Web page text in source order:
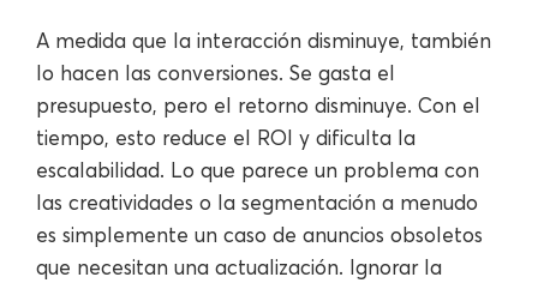
A medida que la interacción disminuye, también
lo hacen las conversiones. Se gasta el
presupuesto, pero el retorno disminuye. Con el
tiempo, esto reduce el ROI y dificulta la
escalabilidad. Lo que parece un problema con
las creatividades o la segmentación a menudo
es simplemente un caso de anuncios obsoletos
que necesitan una actualización. Ignorar la